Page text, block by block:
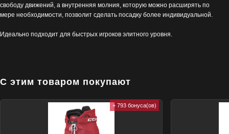
свободу движений, а внутренняя молния, которую можно расширять по
мере необходимости, позволит сделать посадку более индивидуальной.
Идеально подходит для быстрых игроков элитного уровня.
С этим товаром покупают
+ 793 бонуса(ов)